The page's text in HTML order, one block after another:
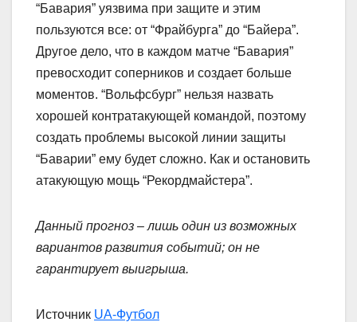
“Бавария” уязвима при защите и этим
пользуются все: от “Фрайбурга” до “Байера”.
Другое дело, что в каждом матче “Бавария”
превосходит соперников и создает больше
моментов. “Вольфсбург” нельзя назвать
хорошей контратакующей командой, поэтому
создать проблемы высокой линии защиты
“Баварии” ему будет сложно. Как и остановить
атакующую мощь “Рекордмайстера”.
Данный прогноз – лишь один из возможных
вариантов развития событий; он не
гарантирует выигрыша.
Источник UA-Футбол